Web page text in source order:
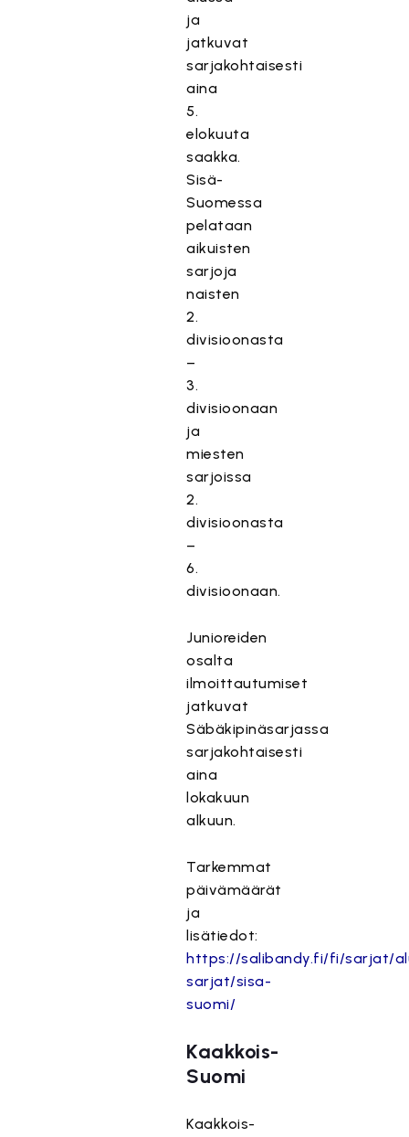
ja
jatkuvat
sarjakohtaisesti
aina
5.
elokuuta
saakka.
Sisä-
Suomessa
pelataan
aikuisten
sarjoja
naisten
2.
divisioonasta
–
3.
divisioonaan
ja
miesten
sarjoissa
2.
divisioonasta
–
6.
divisioonaan.
Junioreiden
osalta
ilmoittautumiset
jatkuvat
Säbäkipinäsarjassa
sarjakohtaisesti
aina
lokakuun
alkuun.
Tarkemmat
päivämäärät
ja
lisätiedot:
https://salibandy.fi/fi/sarjat/
sarjat/sisa-
suomi/
Kaakkois-
Suomi
Kaakkois-